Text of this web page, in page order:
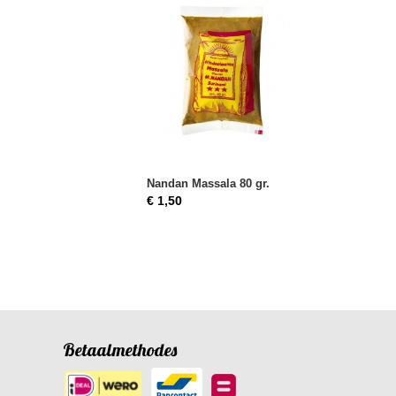
Nandan Massala 80 gr.
€ 1,50
Betaalmethodes